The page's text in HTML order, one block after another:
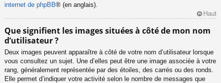
internet de phpBB® (en anglais).
Haut
Que signifient les images situées à côté de mon nom
d’utilisateur ?
Deux images peuvent apparaître à côté de votre nom d’utilisateur lorsque
vous consultez un sujet. Une d’elles peut être une image associée à votre
rang, généralement représentée par des étoiles, des carrés ou des ronds.
Elle permet d’indiquer votre activité selon le nombre de messages que